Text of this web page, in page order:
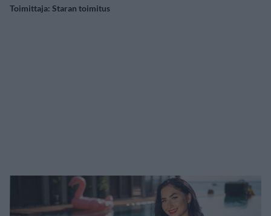
Toimittaja: Staran toimitus